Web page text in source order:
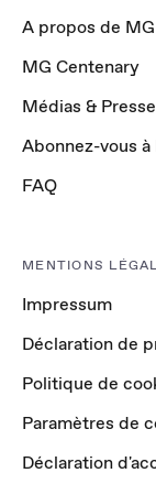
A propos de MG
MG Centenary
Médias & Presse
Abonnez-vous
FAQ
MENTIONS
Impressum
Déclaration de
Politique de
Paramètres de
Déclaration